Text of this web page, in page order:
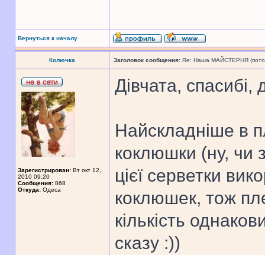
Вернуться к началу
Колючка Заголовок сообщения: Re: Наша МАЙСТЕРНЯ
Зарегистрирован: Вт окт 12,
2010 09:20
Сообщения: 868
Откуда: Одеса
Дівчата, спасибі,
Найскладніше в
коклюшки (ну, чи
цієї серветки
коклюшек, тож
кількість
сказу :))